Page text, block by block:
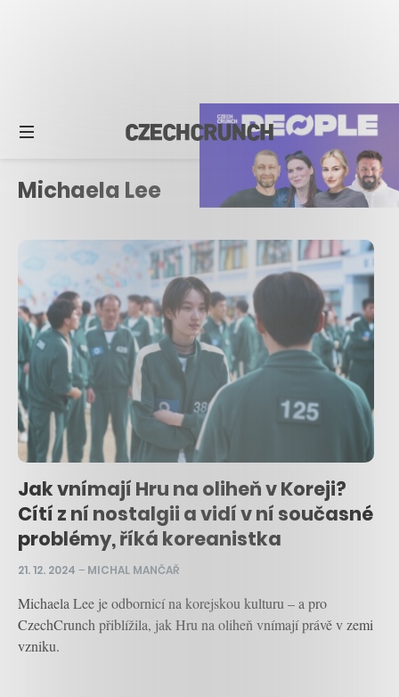
Michaela Lee
Jak vnímají Hru na oliheň v Koreji?
Cítí z ní nostalgii a vidí v ní současné
problémy, říká koreanistka
21. 12. 2024 – MICHAL MANČAŘ
Michaela Lee je odbornicí na korejskou kulturu – a pro
CzechCrunch přiblížila, jak Hru na oliheň vnímají právě v zemi
vzniku.